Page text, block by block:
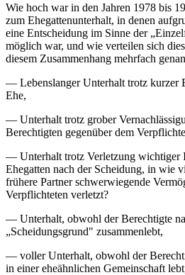
Wie hoch war in den Jahren 1978 bis
zum Ehegattenunterhalt, in denen
eine Entscheidung im Sinne der
möglich war, und wie verteilen sich
diesem Zusammenhang mehrfach
— Lebenslanger Unterhalt trotz kurzer
Ehe,
— Unterhalt trotz grober
Berechtigten gegenüber dem
— Unterhalt trotz Verletzung wichtiger
Ehegatten nach der Scheidung, in wie
frühere Partner schwerwiegende
Verpflichteten verletzt?
— Unterhalt, obwohl der Berechtigte
„Scheidungsgrund" zusammenlebt,
— voller Unterhalt, obwohl der
in einer eheähnlichen Gemeinschaft